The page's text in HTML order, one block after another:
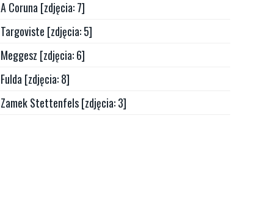
A Coruna [zdjęcia: 7]
Targoviste [zdjęcia: 5]
Meggesz [zdjęcia: 6]
Fulda [zdjęcia: 8]
Zamek Stettenfels [zdjęcia: 3]